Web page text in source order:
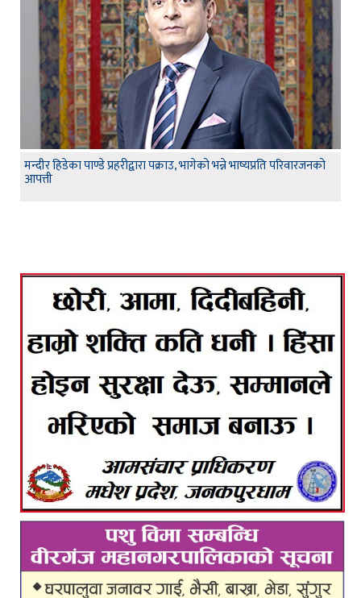
मन्दीर हिडेका पाण्डे प्रहरीद्वारा पक्राउ, भागेको भन्ने भाष्यप्रति परिवारजनको
आपत्ती